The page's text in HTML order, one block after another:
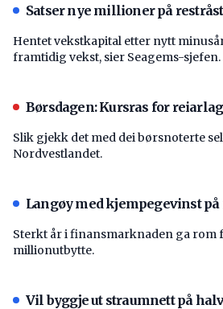
Satser nye millioner på
Hentet vekstkapital etter nytt
framtidig vekst, sier Seagems-sjefen.
Børsdagen: Kursras for reiarlag
Slik gjekk det med dei børsnoterte
Nordvestlandet.
Langøy med kjempegevinst
Sterkt år i finansmarknaden ga rom
millionutbytte.
Vil byggje ut straumnett på